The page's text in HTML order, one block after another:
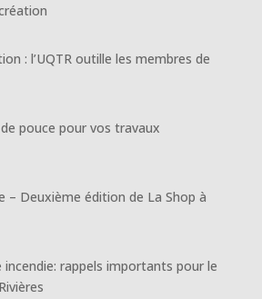
: l’UQTR outille les membres de
pouce pour vos travaux
– Deuxième édition de La Shop à
incendie: rappels importants pour le